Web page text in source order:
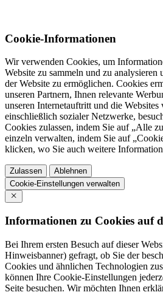
Cookie-Informationen
Wir verwenden Cookies, um
Website zu sammeln und zu analysieren
der Website zu ermöglichen. Cookies
unseren Partnern, Ihnen relevante
unseren Internetauftritt und die
einschließlich sozialer Netzwerke,
Cookies zulassen, indem Sie auf „Alle
einzeln verwalten, indem Sie auf
klicken, wo Sie auch weitere
Zulassen
Ablehnen
Cookie-Einstellungen verwalten
Informationen zu Cookies auf
Bei Ihrem ersten Besuch auf dieser
Hinweisbanner) gefragt, ob Sie der
Cookies und ähnlichen Technologien
können Ihre Cookie-Einstellungen
Seite besuchen. Wir möchten Ihnen